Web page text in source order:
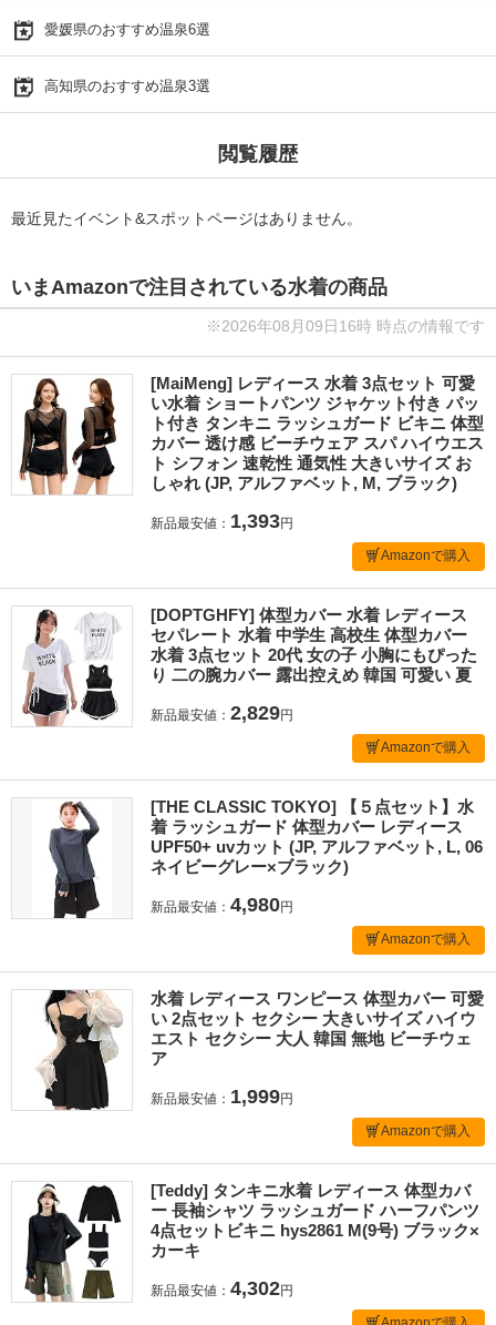
愛媛県のおすすめ温泉6選
高知県のおすすめ温泉3選
閲覧履歴
最近見たイベント&スポットページはありません。
いまAmazonで注目されている水着の商品
※2026年08月09日16時 時点の情報です
[MaiMeng] レディース 水着 3点セット 可愛
い水着 ショートパンツ ジャケット付き パッ
ト付き タンキニ ラッシュガード ビキニ 体型
カバー 透け感 ビーチウェア スパ ハイウエス
ト シフォン 速乾性 通気性 大きいサイズ お
しゃれ (JP, アルファベット, M, ブラック)
新品最安値： 1,393円
Amazonで購入
[DOPTGHFY] 体型カバー 水着 レディース
セパレート 水着 中学生 高校生 体型カバー
水着 3点セット 20代 女の子 小胸にもぴった
り 二の腕カバー 露出控えめ 韓国 可愛い 夏
新品最安値： 2,829円
Amazonで購入
[THE CLASSIC TOKYO] 【５点セット】水
着 ラッシュガード 体型カバー レディース
UPF50+ uvカット (JP, アルファベット, L, 06
ネイビーグレー×ブラック)
新品最安値： 4,980円
Amazonで購入
水着 レディース ワンピース 体型カバー 可愛
い 2点セット セクシー 大きいサイズ ハイウ
エスト セクシー 大人 韓国 無地 ビーチウェ
ア
新品最安値： 1,999円
Amazonで購入
[Teddy] タンキニ水着 レディース 体型カバ
ー 長袖シャツ ラッシュガード ハーフパンツ
4点セットビキニ hys2861 M(9号) ブラック×
カーキ
新品最安値： 4,302円